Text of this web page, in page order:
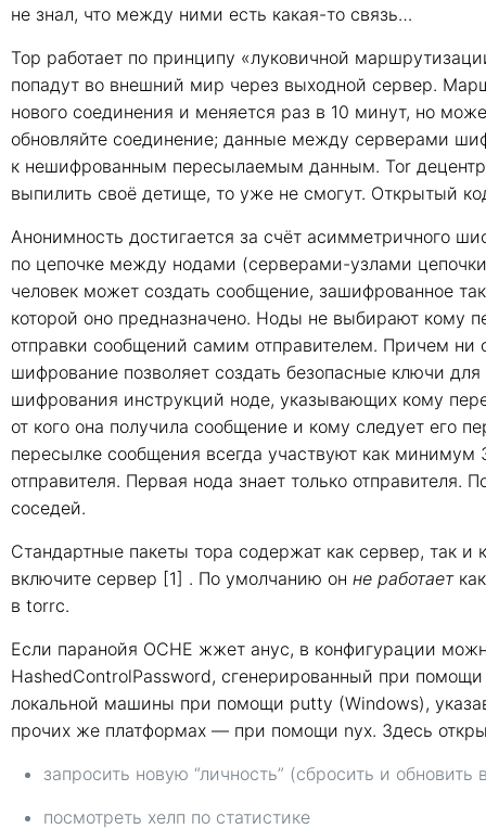
не знал, что между ними есть какая-то связь…
Тор работает по принципу «луковичной
попадут во внешний мир через выходной сервер.
нового соединения и меняется раз в 10 минут, но
обновляйте соединение; данные между серверами
к нешифрованным пересылаемым данным. Tor
выпилить своё детище, то уже не смогут. Открытый
Анонимность достигается за счёт асимметричного
по цепочке между нодами (серверами-узлами
человек может создать сообщение, зашифрованное
которой оно предназначено. Ноды не выбирают кому
отправки сообщений самим отправителем. Причем
шифрование позволяет создать безопасные ключи
шифрования инструкций ноде, указывающих кому
от кого она получила сообщение и кому следует его
пересылке сообщения всегда участвуют как
отправителя. Первая нода знает только
соседей.
Стандартные пакеты тора содержат как сервер, так
включите сервер [1] . По умолчанию он не работает
в torrc.
Если паранойя OCHE жжет анус, в конфигурации
HashedControlPassword, сгенерированный при
локальной машины при помощи putty (Windows),
прочих же платформах — при помощи nyx. Здесь
запросить новую “личность” (сбросить и обновить
посмотреть хелп по статистике